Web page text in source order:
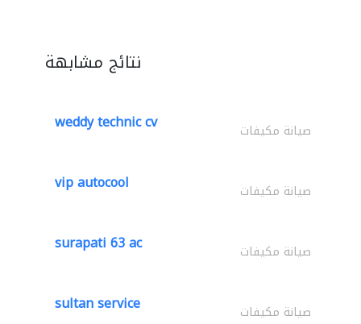
نتائج مشابهة
weddy technic cv صيانة مكيفات
vip autocool صيانة مكيفات
surapati 63 ac صيانة مكيفات
sultan service صيانة مكيفات